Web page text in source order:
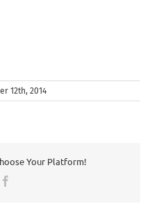
12th, 2014
Your Platform!